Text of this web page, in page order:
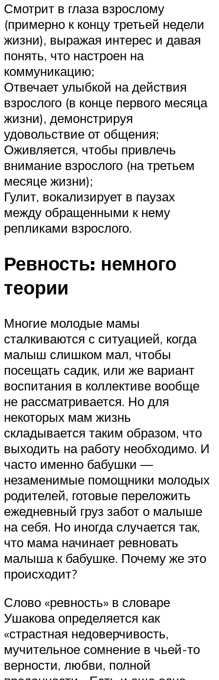
Смотрит в глаза взрослому
(примерно к концу третьей недели
жизни), выражая интерес и давая
понять, что настроен на
коммуникацию;
Отвечает улыбкой на действия
взрослого (в конце первого месяца
жизни), демонстрируя
удовольствие от общения;
Оживляется, чтобы привлечь
внимание взрослого (на третьем
месяце жизни);
Гулит, вокализирует в паузах
между обращенными к нему
репликами взрослого.
Ревность: немного
теории
Многие молодые мамы
сталкиваются с ситуацией, когда
малыш слишком мал, чтобы
посещать садик, или же вариант
воспитания в коллективе вообще
не рассматривается. Но для
некоторых мам жизнь
складывается таким образом, что
выходить на работу необходимо. И
часто именно бабушки —
незаменимые помощники молодых
родителей, готовые переложить
ежедневный груз забот о малыше
на себя. Но иногда случается так,
что мама начинает ревновать
малыша к бабушке. Почему же это
происходит?
Слово «ревность» в словаре
Ушакова определяется как
«страстная недоверчивость,
мучительное сомнение в чьей-то
верности, любви, полной